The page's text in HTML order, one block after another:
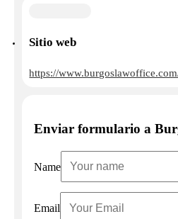
Sitio web
https://
Enviar formulario a
Name
Email